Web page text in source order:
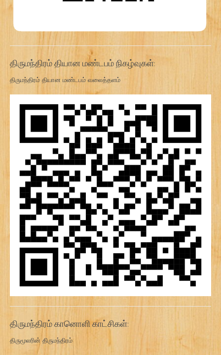
திருமந்திரம் தியான மண்டபம் நிகழ்வுகள்:
திருமந்திரம் தியான மண்டபம் வலைத்தளம்
திருமந்திரம் கானொளி காட்சிகள்:
திருமூலரின் திருமந்திரம்